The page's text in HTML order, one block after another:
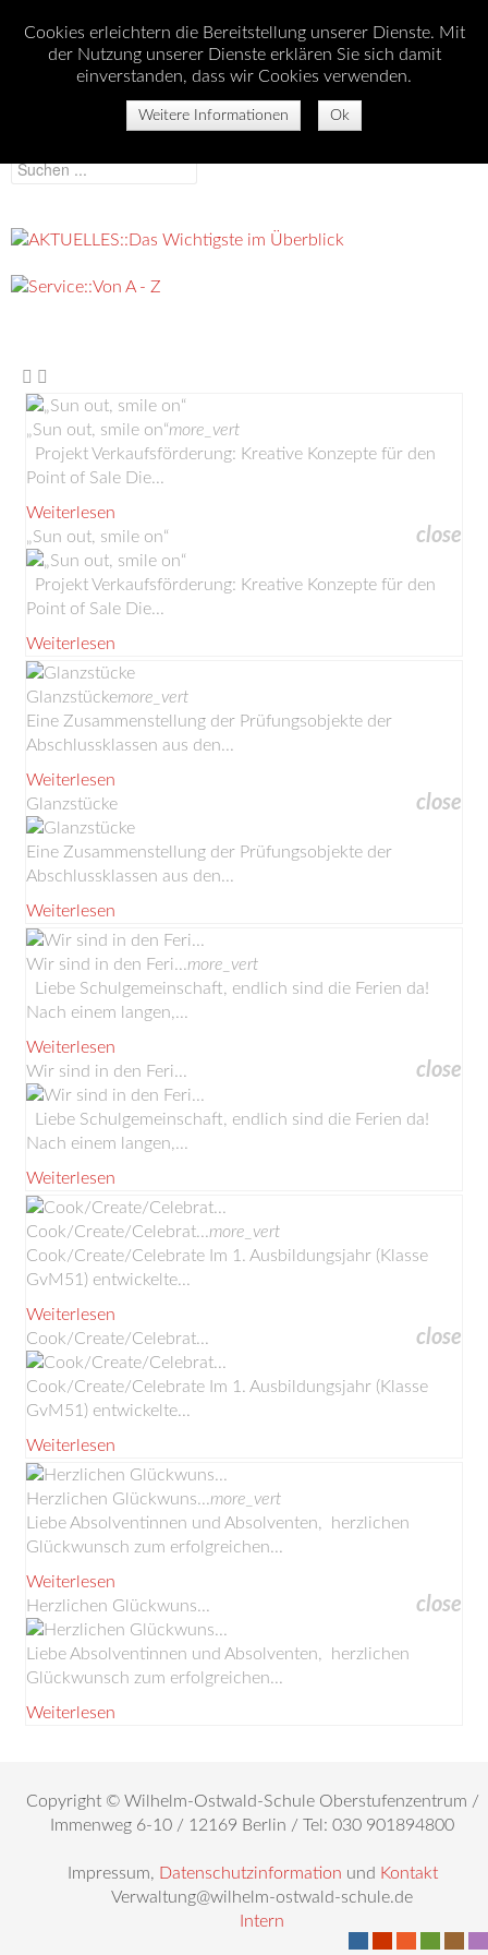
„Sun out, smile on“more_vert
Projekt Verkaufsförderung: Kreative Konzepte für den
Point of Sale Die...
Weiterlesen
„Sun out, smile on“
close
Projekt Verkaufsförderung: Kreative Konzepte für den
Point of Sale Die...
Weiterlesen
Glanzstückemore_vert
Eine Zusammenstellung der Prüfungsobjekte der
Abschlussklassen aus den...
Weiterlesen
Glanzstücke
close
Eine Zusammenstellung der Prüfungsobjekte der
Abschlussklassen aus den...
Weiterlesen
Wir sind in den Feri...more_vert
Liebe Schulgemeinschaft, endlich sind die Ferien da!
Nach einem langen,...
Weiterlesen
Wir sind in den Feri...
close
Liebe Schulgemeinschaft, endlich sind die Ferien da!
Nach einem langen,...
Weiterlesen
Cook/Create/Celebrat...more_vert
Cook/Create/Celebrate Im 1. Ausbildungsjahr (Klasse
GvM51) entwickelte...
Weiterlesen
Cook/Create/Celebrat...
close
Cook/Create/Celebrate Im 1. Ausbildungsjahr (Klasse
GvM51) entwickelte...
Weiterlesen
Herzlichen Glückwuns...more_vert
Liebe Absolventinnen und Absolventen, herzlichen
Glückwunsch zum erfolgreichen...
Weiterlesen
Herzlichen Glückwuns...
close
Liebe Absolventinnen und Absolventen, herzlichen
Glückwunsch zum erfolgreichen...
Weiterlesen
Copyright © Wilhelm-Ostwald-Schule Oberstufenzentrum /
Immenweg 6-10 / 12169 Berlin / Tel: 030 901894800
Impressum, Datenschutzinformation und Kontakt
Verwaltung@wilhelm-ostwald-schule.de
Intern
Cookies erleichtern die Bereitstellung unserer Dienste. Mit
der Nutzung unserer Dienste erklären Sie sich damit
einverstanden, dass wir Cookies verwenden.
Weitere Informationen Ok